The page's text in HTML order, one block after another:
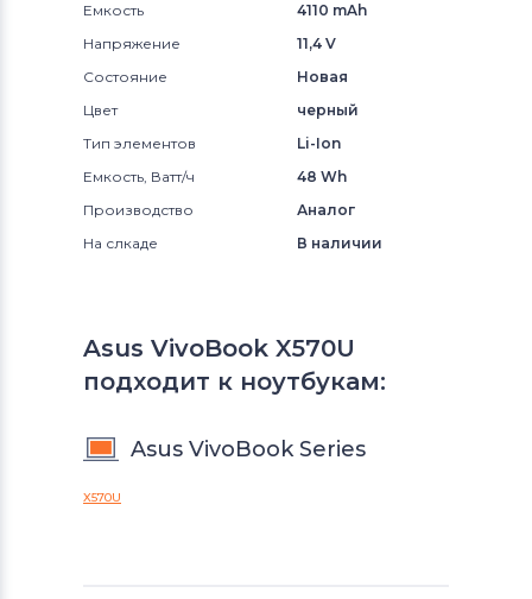
Емкость
4110 mAh
Напряжение
11,4 V
Состояние
Новая
Цвет
черный
Тип элементов
Li-Ion
Емкость, Ватт/ч
48 Wh
Производство
Аналог
На слкаде
В наличии
Asus VivoBook X570U
подходит к ноутбукам:
Asus VivoBook Series
X570U